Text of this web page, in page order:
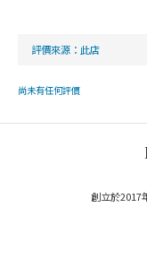
尚未有任何評價
創立於2017